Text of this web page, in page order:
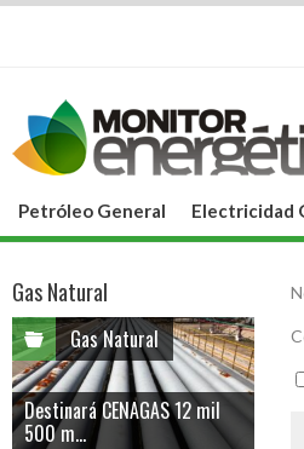
Petróleo General Electricidad
Gas Natural
Gas Natural
Destinará CENAGAS 12 mil
500 m...